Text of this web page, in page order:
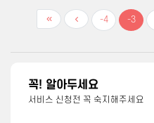
-4 -3
꼭! 알아두세요
서비스 신청전 꼭 숙지해주세요